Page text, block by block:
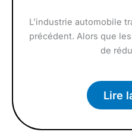
L’industrie automobile
précédent. Alors que
de
Lire